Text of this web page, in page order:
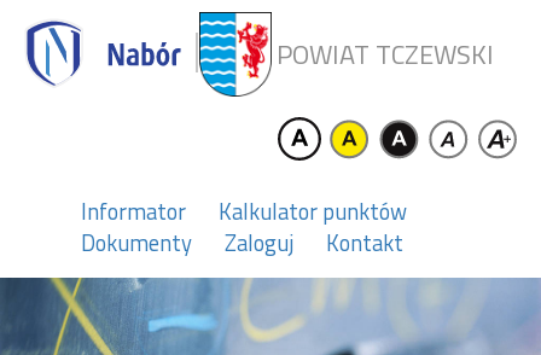
POWIAT TCZEWSKI
Informator
Kalkulator punktów
Dokumenty
Zaloguj Kontakt